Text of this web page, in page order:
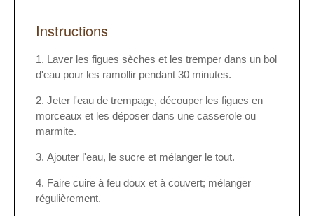
Instructions
Laver les figues sèches et les tremper dans un bol
d'eau pour les ramollir pendant 30 minutes.
Jeter l'eau de trempage, découper les figues en
morceaux et les déposer dans une casserole ou
marmite.
Ajouter l'eau, le sucre et mélanger le tout.
Faire cuire à feu doux et à couvert; mélanger
régulièrement.